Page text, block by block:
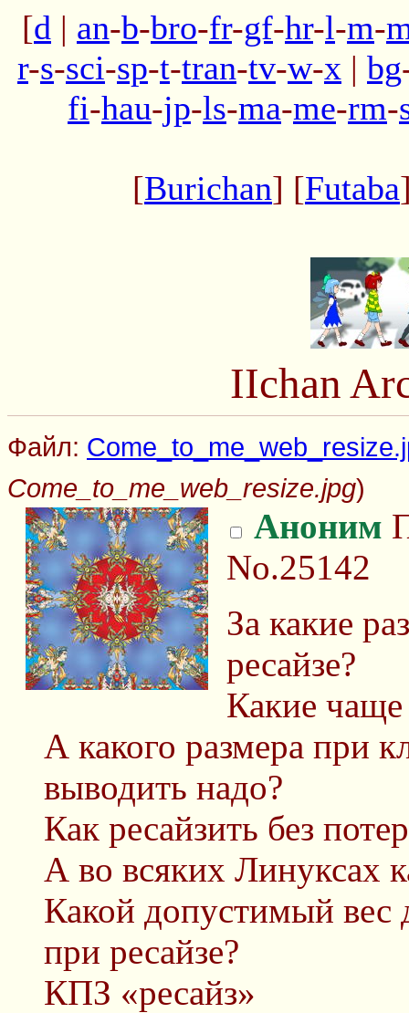
[d | an-b-bro-fr-gf-hr-l-m-
r-s-sci-sp-t-tran-tv-w-x | bg
fi-hau-jp-ls-ma-me-rm-
[Burichan] [Futaba
IIchan
Файл:
Come_to_me_web_resize.jpg)
Аноним
No.25142
За какие
ресайзе?
Какие чаще
А какого размера при
выводить надо?
Как ресайзить без
А во всяких Линуксах
Какой допустимый вес
при ресайзе?
КПЗ «ресайз»